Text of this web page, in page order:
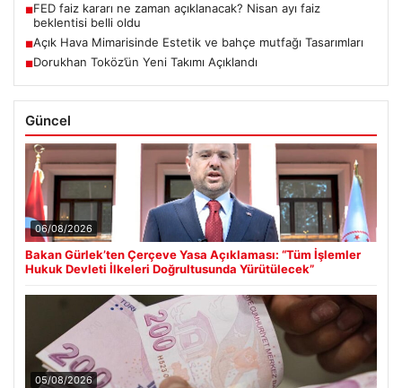
■FED faiz kararı ne zaman açıklanacak? Nisan ayı faiz
beklentisi belli oldu
■Açık Hava Mimarisinde Estetik ve bahçe mutfağı Tasarımları
■Dorukhan Toköz’ün Yeni Takımı Açıklandı
Güncel
06/08/2026
Bakan Gürlek’ten Çerçeve Yasa Açıklaması: “Tüm İşlemler
Hukuk Devleti İlkeleri Doğrultusunda Yürütülecek”
05/08/2026